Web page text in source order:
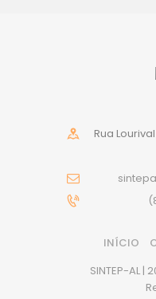
Rua
INÍCIO
SINTEP-AL |